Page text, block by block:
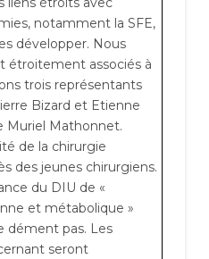
notamment la SFE,
développer. Nous
étroitement associés à
trois représentants
Bizard et Etienne
Muriel Mathonnet.
de la chirurgie
des jeunes chirurgiens.
du DIU de «
et métabolique »
dément pas. Les
seront